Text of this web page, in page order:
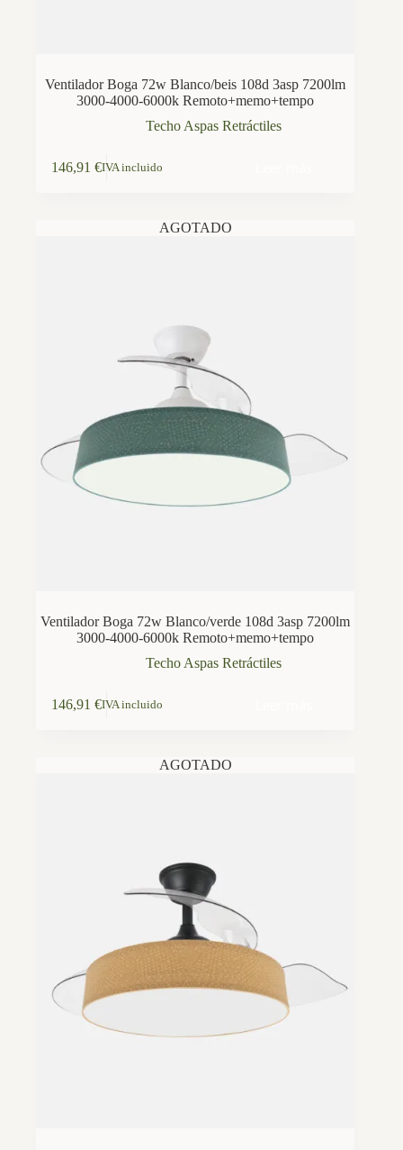
Ventilador Boga 72w Blanco/beis 108d 3asp 7200lm
3000-4000-6000k Remoto+memo+tempo
Techo Aspas Retráctiles
146,91 €IVA incluido
AGOTADO
Ventilador Boga 72w Blanco/verde 108d 3asp 7200lm
3000-4000-6000k Remoto+memo+tempo
Techo Aspas Retráctiles
146,91 €IVA incluido
AGOTADO